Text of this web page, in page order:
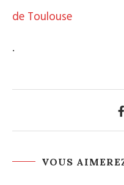
de Toulouse
.
VOUS